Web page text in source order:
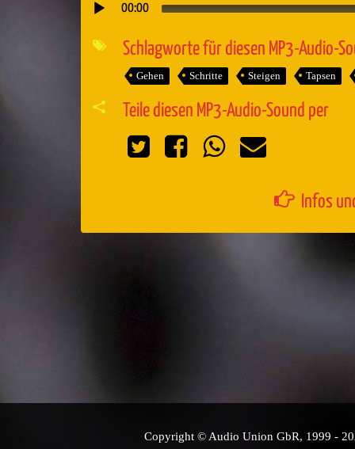
Audio-
Player
00:00
Schlagworte für diesen MP3-Audio-
Gehen Schritte Steigen Tapsen
Teile diesen MP3-Audio-Sound per
Infos
Copyright © Audio Union GbR, 1999 -